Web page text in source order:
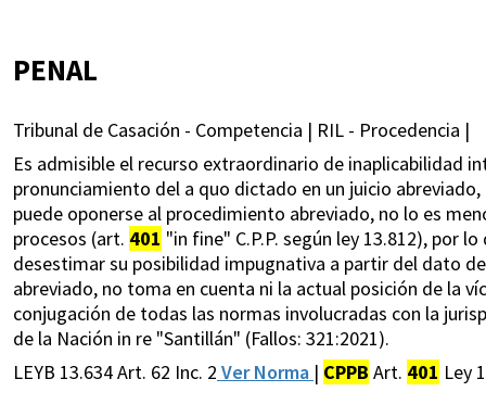
PENAL
Tribunal de Casación - Competencia | RIL - Procedencia |
Es admisible el recurso extraordinario de inaplicabilidad
pronunciamiento del a quo dictado en un juicio
puede oponerse al procedimiento abreviado, no lo es
procesos (art. 401 "in fine" C.P.P. según ley 13.812), por
desestimar su posibilidad impugnativa a partir del dato
abreviado, no toma en cuenta ni la actual posición de la
conjugación de todas las normas involucradas con la
de la Nación in re "Santillán" (Fallos: 321:2021).
LEYB 13.634 Art. 62 Inc. 2 Ver Norma | CPPB Art. 401 Ley